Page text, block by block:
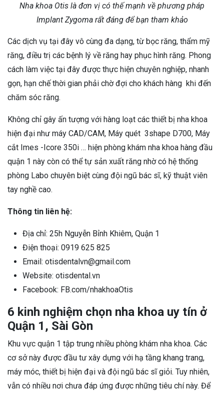
Nha khoa Otis là đơn vị có thế mạnh về phương pháp
Implant Zygoma rất đáng để bạn tham khảo
Các dịch vụ tại đây vô cùng đa dạng, từ bọc răng, thẩm mỹ
răng, điều trị các bệnh lý về răng hay phục hình răng. Phong
cách làm việc tại đây được thực hiện chuyên nghiệp, nhanh
gọn, hạn chế thời gian phải chờ đợi cho khách hàng khi đến
chăm sóc răng.
Không chỉ gây ấn tượng với hàng loạt các thiết bị nha khoa
hiện đại như máy CAD/CAM, Máy quét 3shape D700, Máy
cắt Imes -Icore 350i … hiện phòng khám nha khoa hàng đầu
quận 1 này còn có thể tự sản xuất răng nhờ có hệ thống
phòng Labo chuyên biệt cùng đội ngũ bác sĩ, kỹ thuật viên
tay nghề cao.
Thông tin liên hệ:
Địa chỉ: 25h Nguyễn Bỉnh Khiêm, Quận 1
Điện thoại: 0919 625 825
Email: otisdentalvn@gmail.com
Website: otisdental.vn
Facebook: FB.com/nhakhoaOtis
6 kinh nghiệm chọn nha khoa uy tín ở
Quận 1, Sài Gòn
Khu vực quận 1 tập trung nhiều phòng khám nha khoa. Các
cơ sở này được đầu tư xây dựng với hạ tầng khang trang,
máy móc, thiết bị hiện đại và đội ngũ bác sĩ giỏi. Tuy nhiên,
vẫn có nhiều nơi chưa đáp ứng được những tiêu chí này. Để